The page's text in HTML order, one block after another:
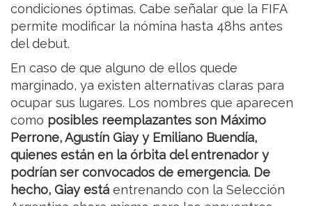
condiciones óptimas. Cabe señalar que la FIFA
permite modificar la nómina hasta 48hs antes
del debut.
En caso de que alguno de ellos quede
marginado, ya existen alternativas claras para
ocupar sus lugares. Los nombres que aparecen
como posibles reemplazantes son Máximo
Perrone, Agustín Giay y Emiliano Buendía,
quienes están en la órbita del entrenador y
podrían ser convocados de emergencia. De
hecho, Giay está entrenando con la Selección